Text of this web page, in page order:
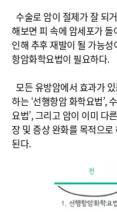
수술로 암이 절제가 잘 되
해보면 피 속에 암세포가
인해 추후 재발이 될 가능
항암화학요법이 필요하다.
모든 유방암에서 효과가
하는 ‘선행항암 화학요법’,
요법’, 그리고 암이 이미 다
장 및 증상 완화를 목적으로
된다.